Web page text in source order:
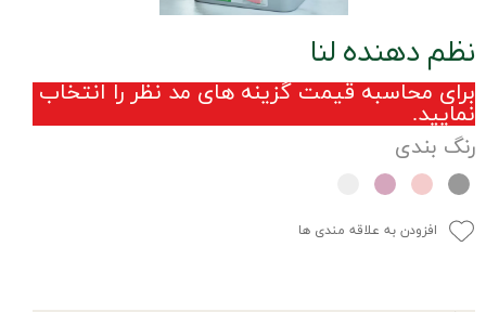
نظم دهنده لنا
برای محاسبه قیمت گزینه های مد نظر را انتخاب
نمایید.
رنگ بندی
افزودن به علاقه مندی ها